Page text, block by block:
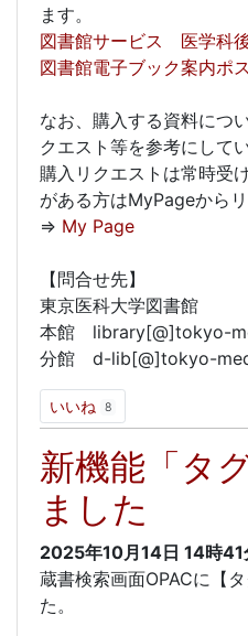
ます。
図書館サービス 医学科
図書館電子ブック案内ポ
なお、購入する資料につ
クエスト等を参考にしてい
購入リクエストは常時受
がある方はMyPageから
⇒ My Page
【問合せ先】
東京医科大学図書館
本館 library[@]tokyo-
分館 d-lib[@]tokyo-
いいね 8
新機能「タ
ました
2025年10月14日 14時41
蔵書検索画面OPACに【
た。